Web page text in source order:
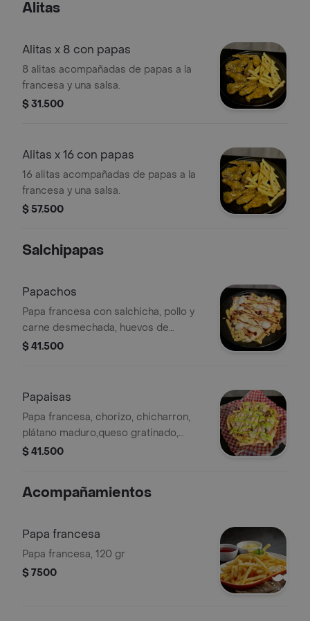
Alitas
Alitas x 8 con papas
8 alitas acompañadas de papas a la
francesa y una salsa.
$ 31.500
Alitas x 16 con papas
16 alitas acompañadas de papas a la
francesa y una salsa.
$ 57.500
Salchipapas
Papachos
Papa francesa con salchicha, pollo y
carne desmechada, huevos de
codorniz, queso gratinado y salsas
$ 41.500
Papaisas
Papa francesa, chorizo, chicharron,
plátano maduro,queso gratinado,
guacamole y salsa rosa de la casa.
$ 41.500
Acompañamientos
Papa francesa
Papa francesa, 120 gr
$ 7500